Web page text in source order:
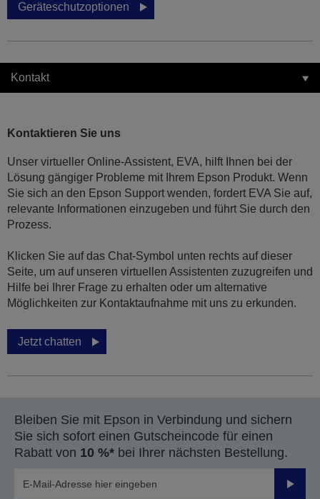
Geräteschutzoptionen
Kontakt
Kontaktieren Sie uns
Unser virtueller Online-Assistent, EVA, hilft Ihnen bei der
Lösung gängiger Probleme mit Ihrem Epson Produkt. Wenn
Sie sich an den Epson Support wenden, fordert EVA Sie auf,
relevante Informationen einzugeben und führt Sie durch den
Prozess.
Klicken Sie auf das Chat-Symbol unten rechts auf dieser
Seite, um auf unseren virtuellen Assistenten zuzugreifen und
Hilfe bei Ihrer Frage zu erhalten oder um alternative
Möglichkeiten zur Kontaktaufnahme mit uns zu erkunden.
Jetzt chatten
Bleiben Sie mit Epson in Verbindung und sichern
Sie sich sofort einen Gutscheincode für einen
Rabatt von 10 %* bei Ihrer nächsten Bestellung.